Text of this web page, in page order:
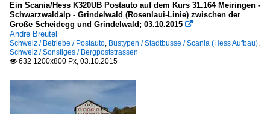
Ein Scania/Hess K320UB Postauto auf dem Kurs 31.164 Meiringen -
Schwarzwaldalp - Grindelwald (Rosenlaui-Linie) zwischen der
Große Scheidegg und Grindelwald; 03.10.2015 
André Breutel
Schweiz / Betriebe / Postauto, Bustypen / Stadtbusse / Scania (Hess Aufbau),
Schweiz / Sonstiges / Bergpoststrassen
 632 1200x800 Px, 03.10.2015